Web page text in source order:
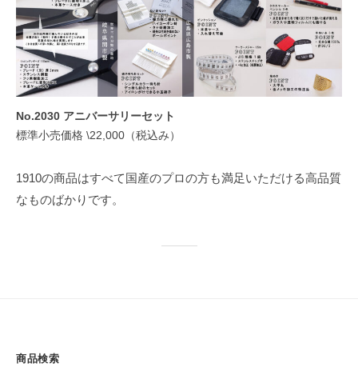
No.2030 アニバーサリーセット
標準小売価格 \22,000（税込み）
1910の商品はすべて国産のプロの方も満足いただける高品質
なものばかりです。
商品検索